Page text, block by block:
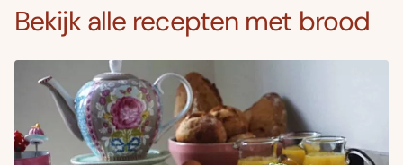
Bekijk alle recepten met brood